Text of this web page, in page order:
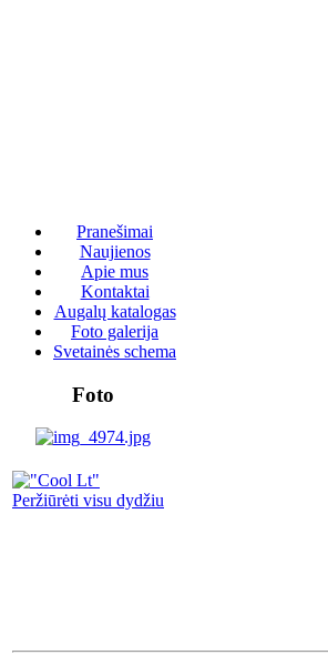
Pranešimai
Naujienos
Apie mus
Kontaktai
Augalų katalogas
Foto galerija
Svetainės schema
Foto
Peržiūrėti visu dydžiu